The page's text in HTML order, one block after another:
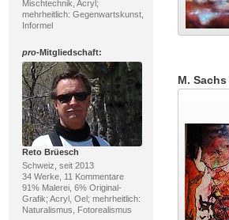
Mischtechnik, Acryl;
mehrheitlich: Gegenwartskunst,
Informel
pro-Mitgliedschaft:
Reto Brüesch
Schweiz, seit 2013
34 Werke, 11 Kommentare
91% Malerei, 6% Original-
Grafik; Acryl, Oel; mehrheitlich:
Naturalismus, Fotorealismus
M. Sachs